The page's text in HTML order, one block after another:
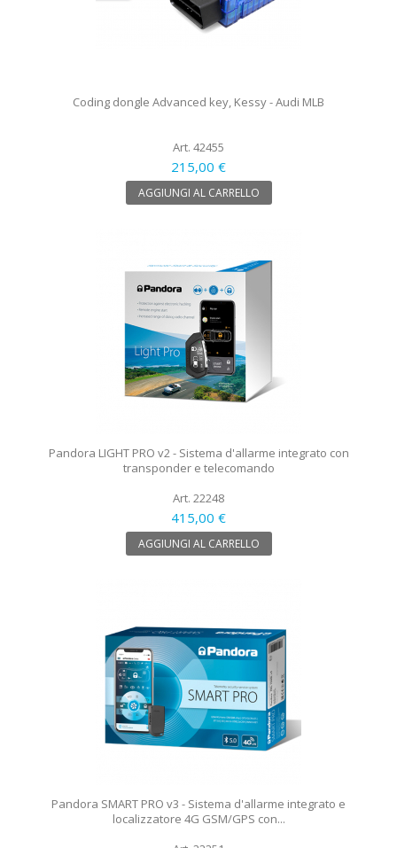
Coding dongle Advanced key, Kessy - Audi MLB
Art. 42455
215,00 €
AGGIUNGI AL CARRELLO
Pandora LIGHT PRO v2 - Sistema d'allarme integrato con
transponder e telecomando
Art. 22248
415,00 €
AGGIUNGI AL CARRELLO
Pandora SMART PRO v3 - Sistema d'allarme integrato e
localizzatore 4G GSM/GPS con...